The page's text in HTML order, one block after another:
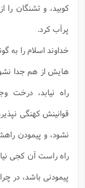
كوبيد، و تشنگان را
پرآب كرد.
خداوند اسلام را به
هايش از هم جدا
راه نيابد، درخت
قوانينش كهنگى
نشود، و پيمودن
راه راست آن كجى
پيمودنى باشد، در